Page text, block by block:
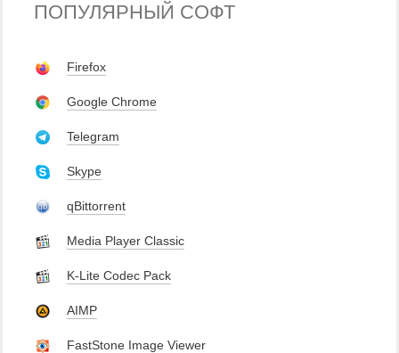
ПОПУЛЯРНЫЙ СОФТ
Firefox
Google Chrome
Telegram
Skype
qBittorrent
Media Player Classic
K-Lite Codec Pack
AIMP
FastStone Image Viewer